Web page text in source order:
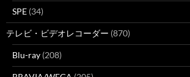
SPE (34)
テレビ・ビデオレコーダー (870)
Blu-ray (208)